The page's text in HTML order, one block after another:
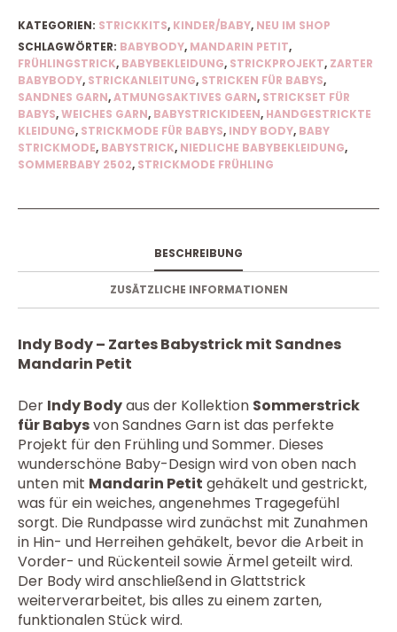
KATEGORIEN: STRICKKITS, KINDER/BABY, NEU IM SHOP
SCHLAGWÖRTER: BABYBODY, MANDARIN PETIT,
FRÜHLINGSTRICK, BABYBEKLEIDUNG, STRICKPROJEKT, ZARTER
BABYBODY, STRICKANLEITUNG, STRICKEN FÜR BABYS,
SANDNES GARN,ATMUNGSAKTIVES GARN, STRICKSET FÜR
BABYS,WEICHES GARN, BABYSTRICKIDEEN, HANDGESTRICKTE
KLEIDUNG, STRICKMODE FÜR BABYS, INDY BODY, BABY
STRICKMODE, BABYSTRICK, NIEDLICHE BABYBEKLEIDUNG,
SOMMERBABY 2502, STRICKMODE FRÜHLING
BESCHREIBUNG
ZUSÄTZLICHE INFORMATIONEN
Indy Body – Zartes Babystrick mit Sandnes
Mandarin Petit
Der Indy Bodyaus der Kollektion Sommerstrick
für Babysvon Sandnes Garn ist das perfekte
Projekt für den Frühling und Sommer. Dieses
wunderschöne Baby-Design wird von oben nach
unten mit Mandarin Petit gehäkelt und gestrickt,
was für ein weiches, angenehmes Tragegefühl
sorgt. Die Rundpasse wird zunächst mit Zunahmen
in Hin- und Herreihen gehäkelt, bevor die Arbeit in
Vorder- und Rückenteil sowie Ärmel geteilt wird.
Der Body wird anschließend in Glattstrick
weiterverarbeitet, bis alles zu einem zarten,
funktionalen Stück wird.